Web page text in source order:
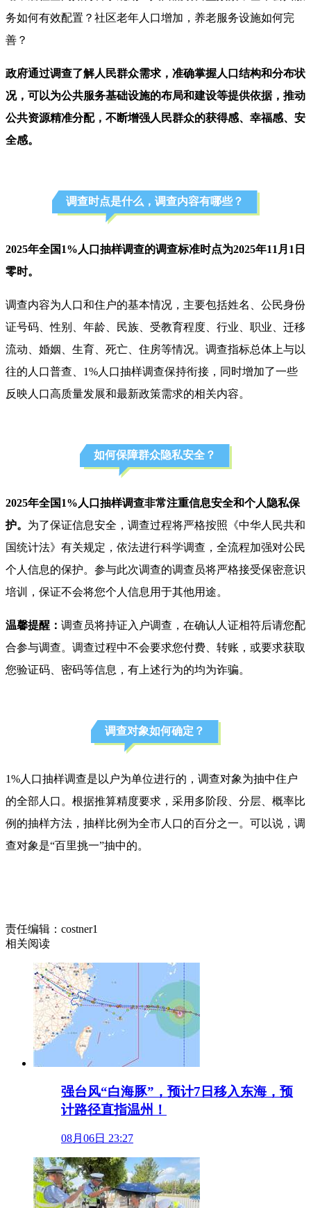
务如何有效配置？社区老年人口增加，养老服务设施如何完
善？
政府通过调查了解人民群众需求，准确掌握人口结构和分布状
况，可以为公共服务基础设施的布局和建设等提供依据，推动
公共资源精准分配，不断增强人民群众的获得感、幸福感、安
全感。
调查时点是什么，调查内容有哪些？
2025年全国1%人口抽样调查的调查标准时点为2025年11月1日
零时。
调查内容为人口和住户的基本情况，主要包括姓名、公民身份
证号码、性别、年龄、民族、受教育程度、行业、职业、迁移
流动、婚姻、生育、死亡、住房等情况。调查指标总体上与以
往的人口普查、1%人口抽样调查保持衔接，同时增加了一些
反映人口高质量发展和最新政策需求的相关内容。
如何保障群众隐私安全？
2025年全国1%人口抽样调查非常注重信息安全和个人隐私保
护。 为了保证信息安全，调查过程将严格按照《中华人民共和
国统计法》有关规定，依法进行科学调查，全流程加强对公民
个人信息的保护。参与此次调查的调查员将严格接受保密意识
培训，保证不会将您个人信息用于其他用途。
温馨提醒： 调查员将持证入户调查，在确认人证相符后请您配
合参与调查。调查过程中不会要求您付费、转账，或要求获取
您验证码、密码等信息，有上述行为的均为诈骗。
调查对象如何确定？
1%人口抽样调查是以户为单位进行的，调查对象为抽中住户
的全部人口。根据推算精度要求，采用多阶段、分层、概率比
例的抽样方法， 抽样比例 为全市人口的百分之一。可以说，调
查对象是“百里挑一”抽中的。
责任编辑：costner1
相关阅读
强台风“白海豚”，预计7日移入东海，预
计路径直指温州！
08月06日 23:27